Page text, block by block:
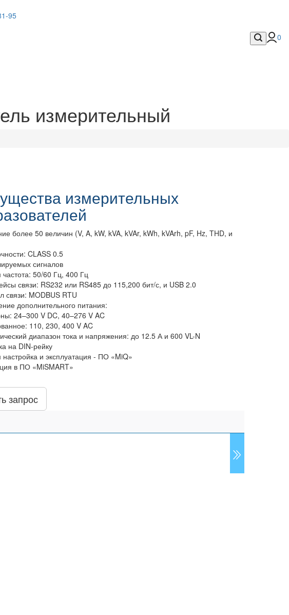
95
0
измерительный
измерительных
более 50 величин (V, A, kW, kVA, kVAr, kWh, kVArh, pF, Hz, THD, и
CLASS 0.5
сигналов
частота: 50/60 Гц, 400 Гц
связи: RS232 или RS485 до 115,200 бит/с, и USB 2.0
связи: MODBUS RTU
дополнительного питания:
24–300 V DC, 40–276 V AC
110, 230, 400 V AC
диапазон тока и напряжения: до 12.5 А и 600 VL-N
на DIN-рейку
настройка и эксплуатация - ПО «MiQ»
в ПО «MiSMART»
запрос